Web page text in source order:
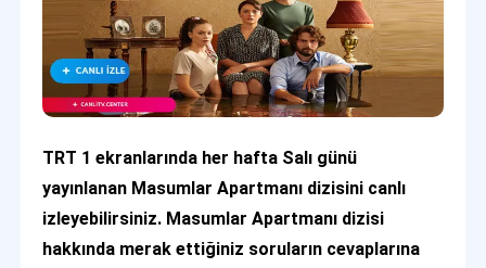
TRT 1 ekranlarında her hafta Salı günü
yayınlanan Masumlar Apartmanı dizisini canlı
izleyebilirsiniz. Masumlar Apartmanı dizisi
hakkında merak ettiğiniz soruların cevaplarına